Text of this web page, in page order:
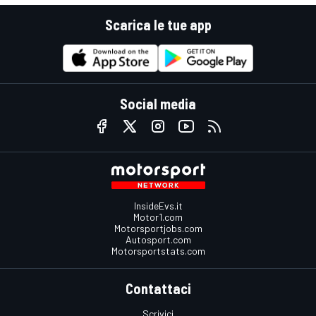
Scarica le tue app
Social media
InsideEvs.it
Motor1.com
Motorsportjobs.com
Autosport.com
Motorsportstats.com
Contattaci
Scrivici